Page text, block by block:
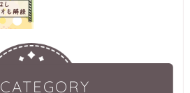
CATEGORY